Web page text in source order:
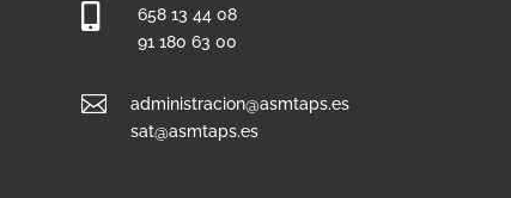
658 13 44 08
91 180 63 00

administracion@asmtaps.es
sat@asmtaps.es